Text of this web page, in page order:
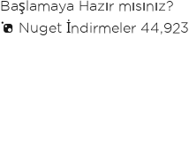
Başlamaya Hazır mısınız?
Nuget İndirmeler 44,923